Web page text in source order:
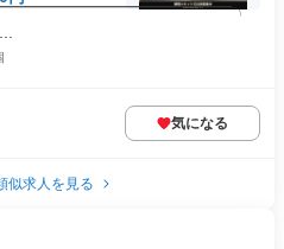
気になる
似求人を見る